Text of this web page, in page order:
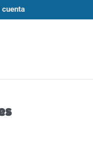
cuenta